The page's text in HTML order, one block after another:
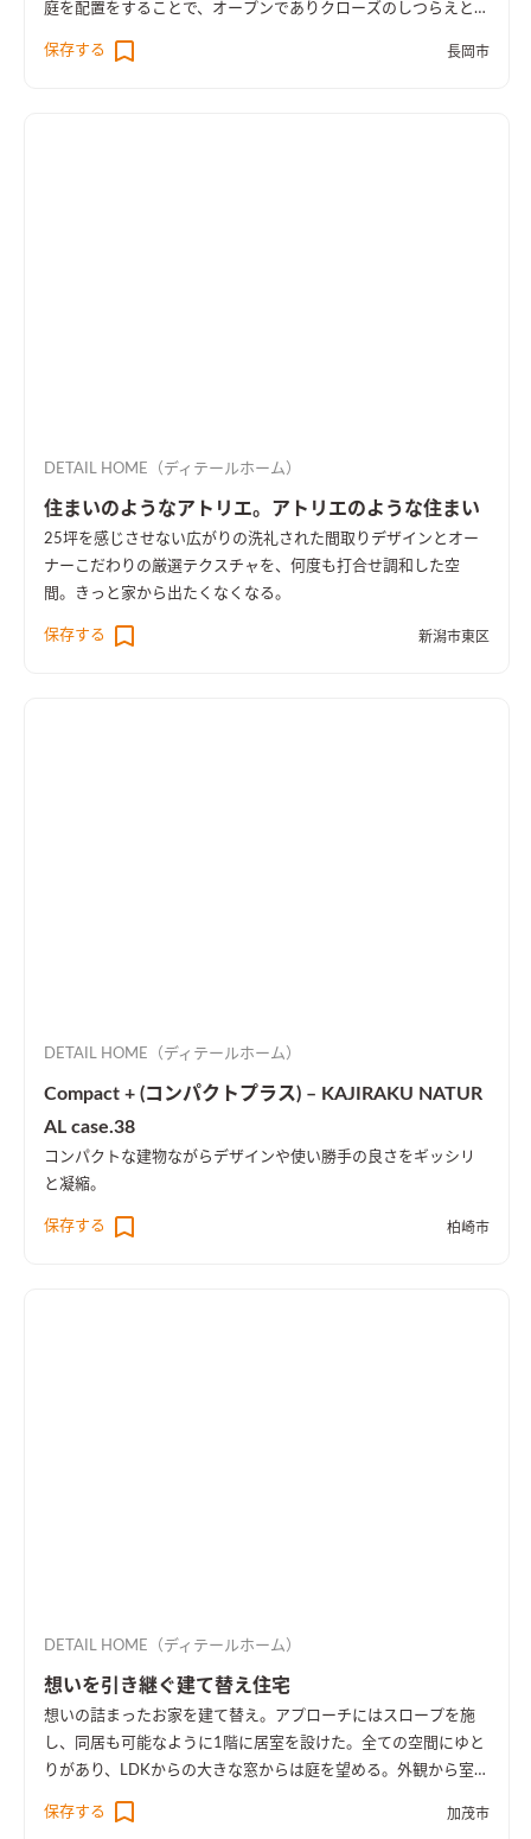
庭を配置をすることで、オープンでありクローズのしつらえとし
保存する
長岡市
DETAIL HOME（ディテールホーム）
住まいのようなアトリエ。アトリエのような住まい
25坪を感じさせない広がりの洗礼された間取りデザインとオー
ナーこだわりの厳選テクスチャを、何度も打合せ調和した空
間。きっと家から出たくなくなる。
保存する 新潟市東区
DETAIL HOME（ディテールホーム）
Compact + (コンパクトプラス) – KAJIRAKU NATUR
AL case.38
コンパクトな建物ながらデザインや使い勝手の良さをギッシリ
と凝縮。
保存する 柏崎市
DETAIL HOME（ディテールホーム）
想いを引き継ぐ建て替え住宅
想いの詰まったお家を建て替え。アプローチにはスロープを施
し、同居も可能なように1階に居室を設けた。全ての空間にゆと
りがあり、LDKからの大きな窓からは庭を望める。外観から室内
空間まで広さを感じる事のできるお家となった。
保存する
加茂市